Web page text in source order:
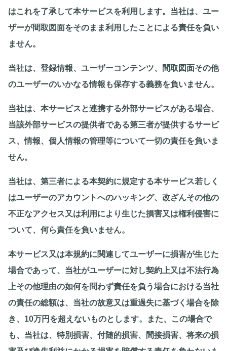
はこれを了承して本サービスを利用します。当社は、ユー
ザーが間取図面をそのまま利用したことによる責任を負い
ません。
当社は、登録情報、ユーザーコンテンツ、間取図面その他
のユーザーのいかなる情報も保存する義務を負いません。
当社は、本サービスと連携する外部サービスがある場合、
当該外部サービスの提供者である第三者が提供するサービ
ス、情報、個人情報の管理等について一切の責任を負いま
せん。
当社は、第三者による本契約に規定する本サービス若しく
はユーザーのアカウントへのハッキング、改ざんその他の
不正なアクセス又は利用により生じた損害又は権利侵害に
ついて、何ら責任を負いません。
本サービス又は本規約に関連してユーザーに損害が生じた
場合であって、当社がユーザーに対し契約上又は不法行為
上その他理由の如何を問わず責任を負う場合における当社
の責任の総額は、当社の故意又は重過失に基づく場合を除
き、10万円を超えないものとします。また、この場合で
も、当社は、特別損害、付随的損害、間接損害、将来の損